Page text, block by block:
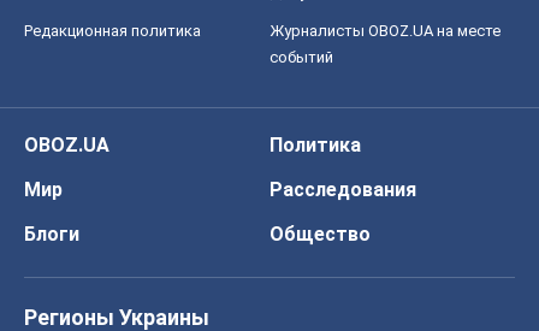
Редакционная политика
Журналисты OBOZ.UA на месте
событий
OBOZ.UA
Политика
Мир
Расследования
Блоги
Общество
Регионы Украины